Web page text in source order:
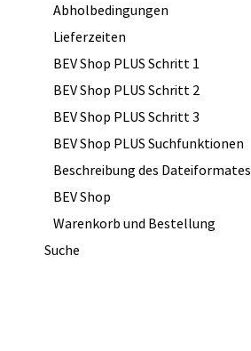
Abholbedingungen
Lieferzeiten
BEV Shop PLUS Schritt 1
BEV Shop PLUS Schritt 2
BEV Shop PLUS Schritt 3
BEV Shop PLUS Suchfunktionen
Beschreibung des Dateiformates
BEV Shop
Warenkorb und Bestellung
Suche